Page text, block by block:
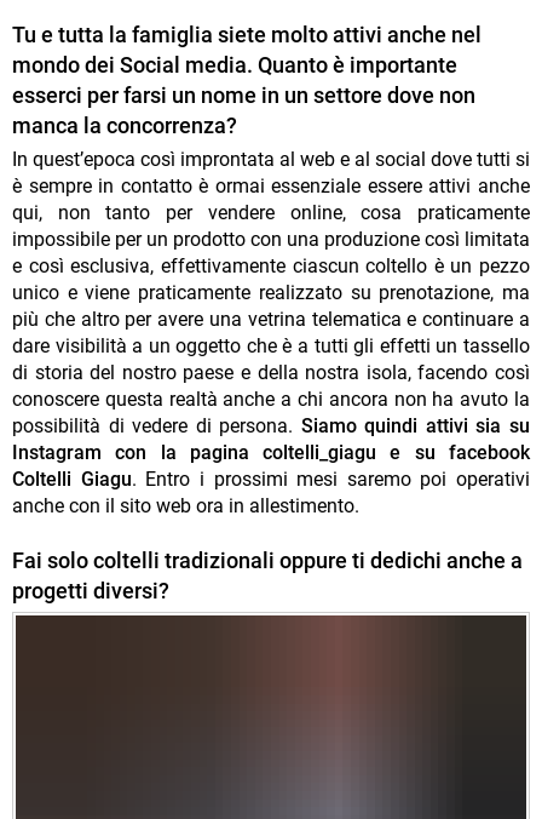
Tu e tutta la famiglia siete molto attivi anche nel
mondo dei Social media. Quanto è importante
esserci per farsi un nome in un settore dove non
manca la concorrenza?
In quest’epoca così improntata al web e al social dove tutti si
è sempre in contatto è ormai essenziale essere attivi anche
qui, non tanto per vendere online, cosa praticamente
impossibile per un prodotto con una produzione così limitata
e così esclusiva, effettivamente ciascun coltello è un pezzo
unico e viene praticamente realizzato su prenotazione, ma
più che altro per avere una vetrina telematica e continuare a
dare visibilità a un oggetto che è a tutti gli effetti un tassello
di storia del nostro paese e della nostra isola, facendo così
conoscere questa realtà anche a chi ancora non ha avuto la
possibilità di vedere di persona. Siamo quindi attivi sia su
Instagram con la pagina coltelli_giagu e su facebook
Coltelli Giagu. Entro i prossimi mesi saremo poi operativi
anche con il sito web ora in allestimento.
Fai solo coltelli tradizionali oppure ti dedichi anche a
progetti diversi?